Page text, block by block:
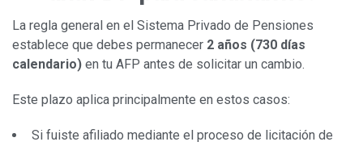
La regla general en el Sistema Privado de Pensiones
establece que debes permanecer 2 años (730 días
calendario) en tu AFP antes de solicitar un cambio.
Este plazo aplica principalmente en estos casos:
Si fuiste afiliado mediante el proceso de licitación de